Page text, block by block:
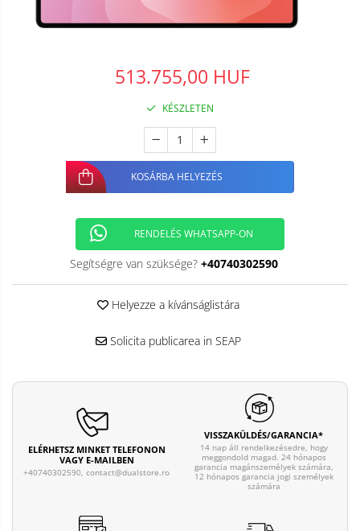
513.755,00 HUF
KÉSZLETEN
KOSÁRBA HELYEZÉS
RENDELÉS WHATSAPP-ON
Segítségre van szüksége? +40740302590
Helyezze a kívánságlistára
Solicita publicarea in SEAP
ELÉRHETSZ MINKET TELEFONON
VAGY E-MAILBEN
+40740302590, contact@dualstore.ro
VISSZAKÜLDÉS/GARANCIA*
14 nap áll rendelkezésedre, hogy
meggondold magad. 24 hónapos
garancia magánszemélyek számára,
12 hónapos garancia jogi személyek
számára